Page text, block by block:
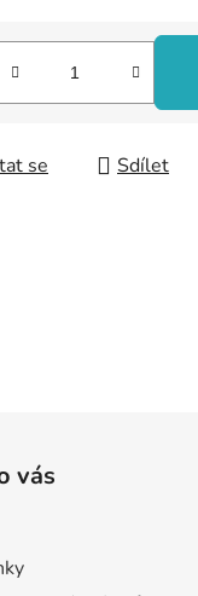
se Sdílet
vás